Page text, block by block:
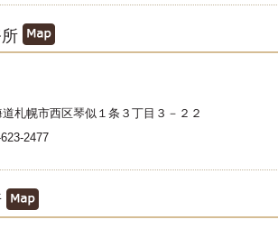
道札幌市西区琴似１条３丁目３－２２
2477